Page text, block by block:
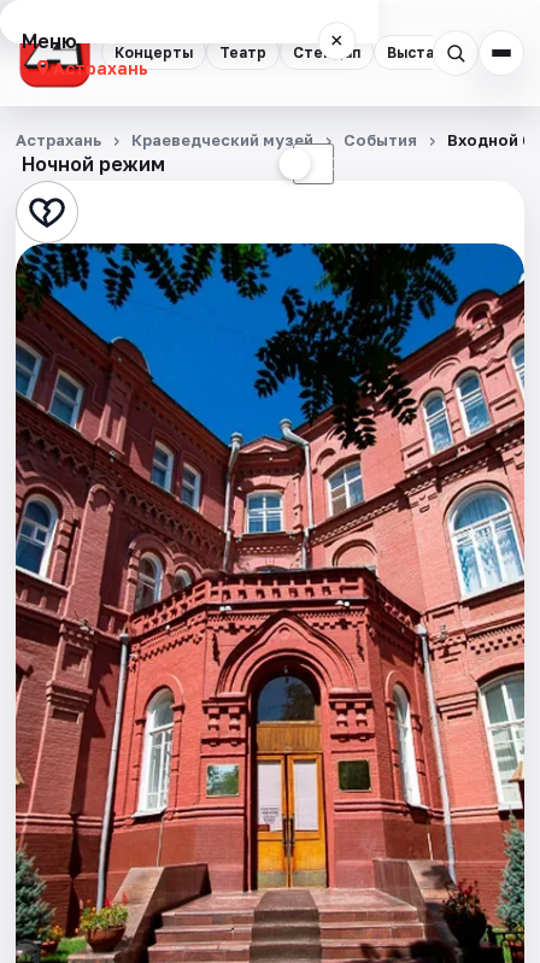
Концерты Театр Стендап Выставки
Меню ×
Астрахань
Концерты
Театр
Стендап
Выставки
Квесты
Экскурсии
Спорт
События
Города
Площадки
Артисты
Рейтинги
Ночной режим ☾
Астрахань Краеведческий музей События Входной